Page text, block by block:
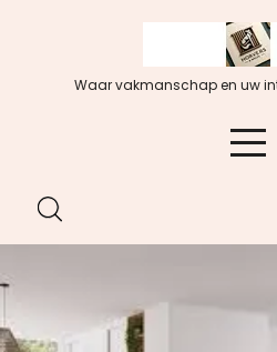
Waar vakmanschap en uw